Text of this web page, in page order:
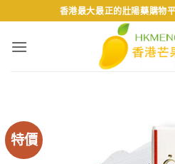
to
content
香港最大最正的壯陽藥購物
特價